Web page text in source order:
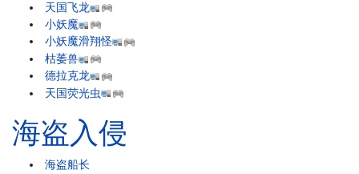
天国飞龙
小妖魔
小妖魔滑翔怪
枯萎兽
德拉克龙
天国荧光虫
海盗入侵
海盗船长